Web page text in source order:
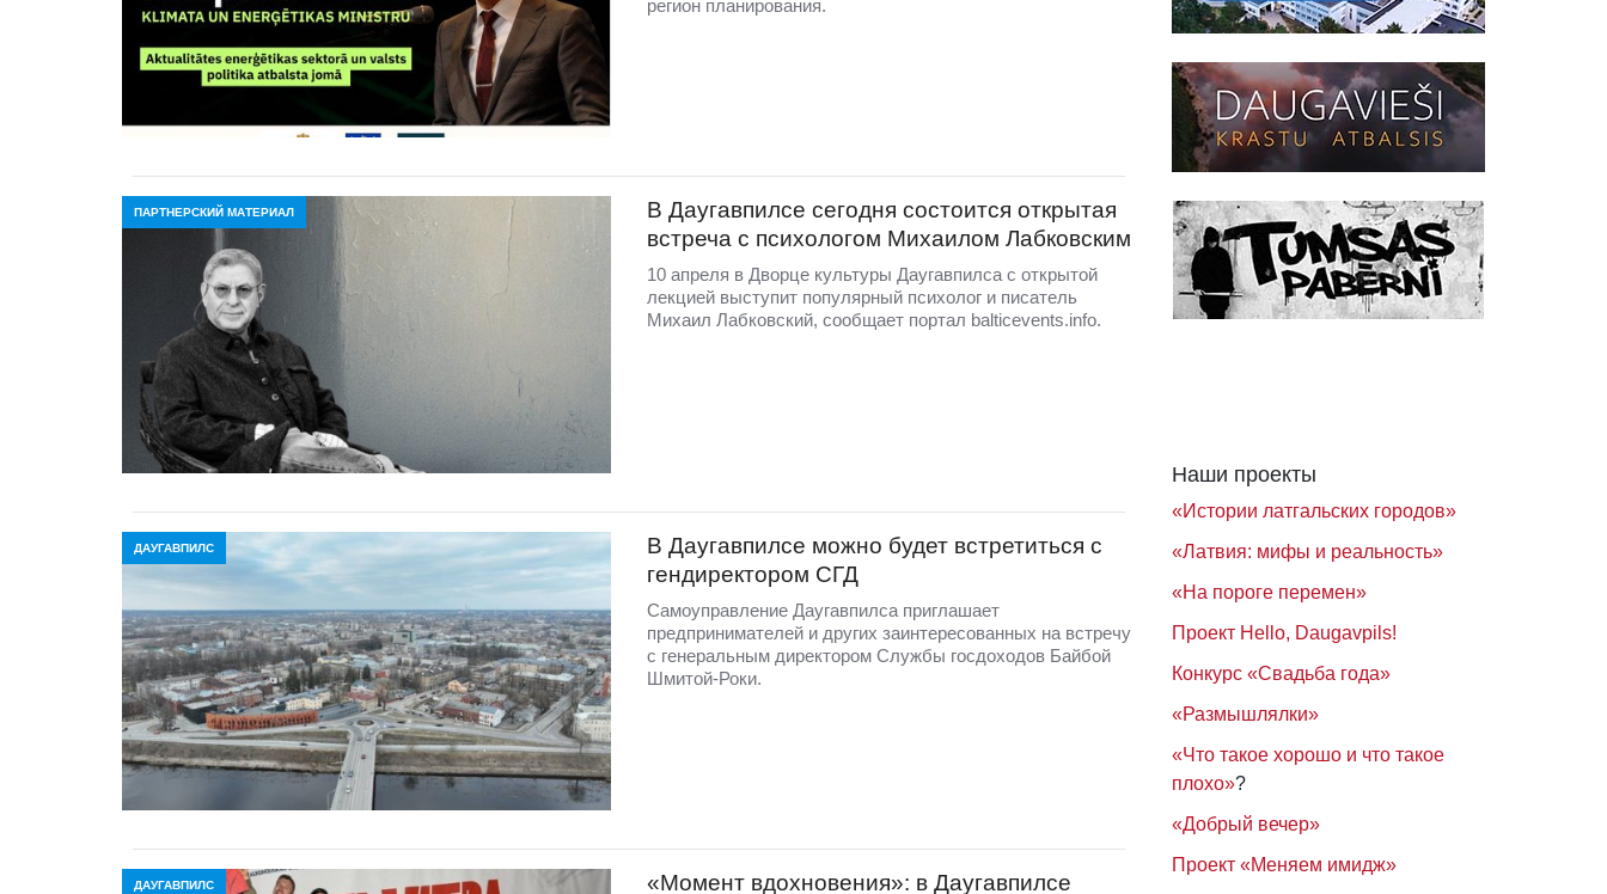
регион планирования.
ПАРТНЕРСКИЙ МАТЕРИАЛ
В Даугавпилсе сегодня состоится открытая
встреча с психологом Михаилом Лабковским
10 апреля в Дворце культуры Даугавпилса с открытой
лекцией выступит популярный психолог и писатель
Михаил Лабковский, сообщает портал balticevents.info.
ДАУГАВПИЛС
В Даугавпилсе можно будет встретиться с
гендиректором СГД
Самоуправление Даугавпилса приглашает
предпринимателей и других заинтересованных на встречу
с генеральным директором Службы госдоходов Байбой
Шмитой-Роки.
ДАУГАВПИЛС
«Момент вдохновения»: в Даугавпилсе
Наши проекты
«Истории латгальских городов»
«Латвия: мифы и реальность»
«На пороге перемен»
Проект Hello, Daugavpils!
Конкурс «Свадьба года»
«Размышлялки»
«Что такое хорошо и что такое
плохо»?
«Добрый вечер»
Проект «Меняем имидж»